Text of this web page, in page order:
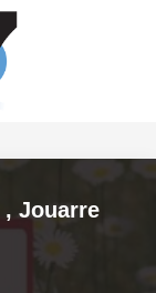
, Jouarre